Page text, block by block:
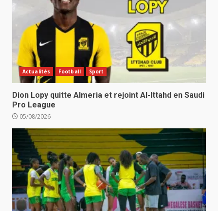
Actualités Football Sport
Dion Lopy quitte Almeria et rejoint Al-Ittahd en Saudi
Pro League
05/08/2026